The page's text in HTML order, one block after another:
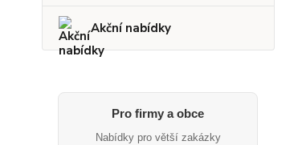
Akční nabídky
Pro firmy a obce
Nabídky pro větší zakázky